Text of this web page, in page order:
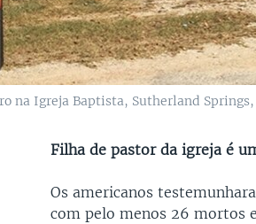
na Igreja Baptista, Sutherland
Filha de pastor da igreja é
Os americanos
com pelo menos 26 mortos